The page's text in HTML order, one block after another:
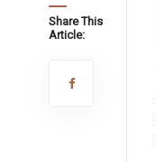
Share This
Article: